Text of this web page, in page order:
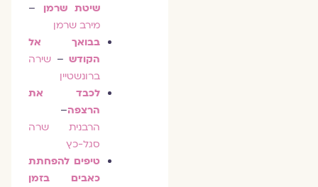
שיטת שרמן–
מירב שרמן
בבואך אל
הקודש–שירה
ברונשטיין
לכבד את
הרצפה–
הרבנית שרה
סגל-כץ
טיפים להפחתת
כאבים בזמן